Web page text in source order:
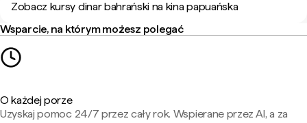
Zobacz kursy dinar bahrański na kina papuańska
Wsparcie, na którym możesz polegać
O każdej porze
Uzyskaj pomoc 24/7 przez cały rok. Wspierane przez AI, a za